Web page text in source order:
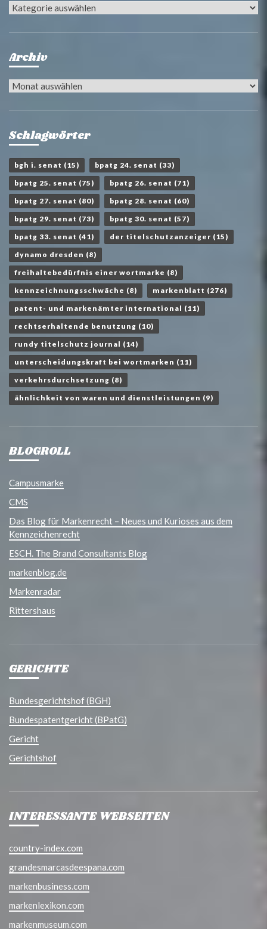
Kategorien
Archiv
Archiv
Schlagwörter
bgh i. senat (15) bpatg 24. senat (33)
bpatg 25. senat (75) bpatg 26. senat (71)
bpatg 27. senat (80) bpatg 28. senat (60)
bpatg 29. senat (73) bpatg 30. senat (57)
bpatg 33. senat (41) der titelschutzanzeiger (15)
dynamo dresden (8)
freihaltebedürfnis einer wortmarke (8)
kennzeichnungsschwäche (8) markenblatt (276)
patent- und markenämter international (11)
rechtserhaltende benutzung (10)
rundy titelschutz journal (14)
unterscheidungskraft bei wortmarken (11)
verkehrsdurchsetzung (8)
ähnlichkeit von waren und dienstleistungen (9)
BLOGROLL
Campusmarke
CMS
Das Blog für Markenrecht – Neues und Kurioses aus dem
Kennzeichenrecht
ESCH. The Brand Consultants Blog
markenblog.de
Markenradar
Rittershaus
GERICHTE
Bundesgerichtshof (BGH)
Bundespatentgericht (BPatG)
Gericht
Gerichtshof
INTERESSANTE WEBSEITEN
country-index.com
grandesmarcasdeespana.com
markenbusiness.com
markenlexikon.com
markenmuseum.com